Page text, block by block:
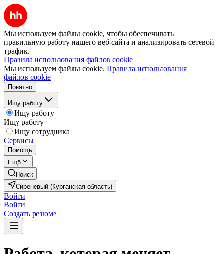
Мы используем файлы cookie, чтобы обеспечивать
правильную работу нашего веб-сайта и анализировать сетевой
трафик.
Правила использования файлов cookie
Мы используем файлы cookie. Правила использования
файлов cookie
Понятно
Ищу работу
Ищу работу
Ищу работу
Ищу сотрудника
Сервисы
Помощь
Ещё
Поиск
Сиреневый (Курганская область)
Войти
Войти
Создать резюме